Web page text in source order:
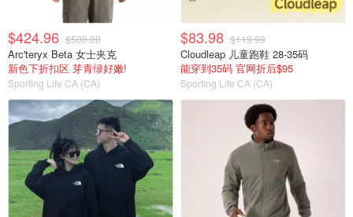
$424.96 $500.00
Arc'teryx Beta 女士夹克
新色下折扣区 芽青绿好嫩!
Sporting Life CA (CA)
$83.98 $119.99
Cloudleap 儿童跑鞋 28-35码
能穿到35码 官网折后$95
Sporting Life CA (CA)